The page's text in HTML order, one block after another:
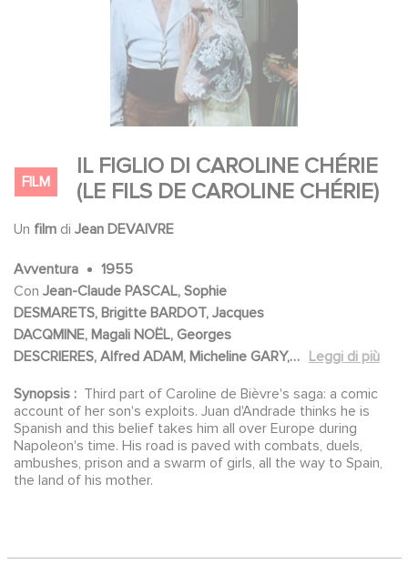
FILM
IL FIGLIO DI CAROLINE CHÉRIE
(LE FILS DE CAROLINE CHÉRIE)
Un film di Jean DEVAIVRE
Avventura
1955
Con Jean-Claude PASCAL, Sophie
DESMARETS, Brigitte BARDOT, Jacques
DACQMINE, Magali NOËL, Georges
DESCRIERES, Alfred ADAM, Micheline GARY,
DALBAN, Jean DEBUCOURT, Charles
DECHAMPS, Albert DINAN, Jean GALLAND,
Bernard LAJARRIGE, Robert MANUEL, Sylvie
PELAYO, Marcel PÉRÈS, Pascale ROBERTS,
Michel ETCHEVERRY, Marcel BOZZUFFI,
Lucienne GRANIER, Jo DAVRAY, David
Leggi di più
Synopsis : Third part of Caroline de Bièvre's saga: a comic
account of her son's exploits. Juan d'Andrade thinks he is
Spanish and this belief takes him all over Europe during
Napoleon's time. His road is paved with combats, duels,
ambushes, prison and a swarm of girls, all the way to Spain,
the land of his mother.